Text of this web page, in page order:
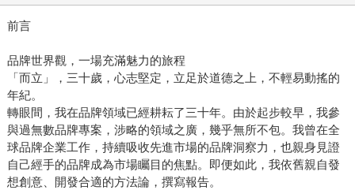
前言
品牌世界觀，一場充滿魅力的旅程
「而立」，三十歲，心志堅定，立足於道德之上，不輕易動搖的
年紀。
轉眼間，我在品牌領域已經耕耘了三十年。由於起步較早，我參
與過無數品牌專案，涉略的領域之廣，幾乎無所不包。我曾在全
球品牌企業工作，持續吸收先進市場的品牌洞察力，也親身見證
自己經手的品牌成為市場矚目的焦點。即便如此，我依舊親自發
想創意、開發合適的方法論，撰寫報告。